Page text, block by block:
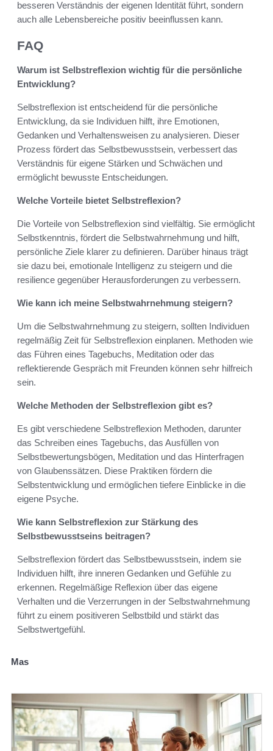
besseren Verständnis der eigenen Identität führt, sondern
auch alle Lebensbereiche positiv beeinflussen kann.
FAQ
Warum ist Selbstreflexion wichtig für die persönliche
Entwicklung?
Selbstreflexion ist entscheidend für die persönliche
Entwicklung, da sie Individuen hilft, ihre Emotionen,
Gedanken und Verhaltensweisen zu analysieren. Dieser
Prozess fördert das Selbstbewusstsein, verbessert das
Verständnis für eigene Stärken und Schwächen und
ermöglicht bewusste Entscheidungen.
Welche Vorteile bietet Selbstreflexion?
Die Vorteile von Selbstreflexion sind vielfältig. Sie ermöglicht
Selbstkenntnis, fördert die Selbstwahrnehmung und hilft,
persönliche Ziele klarer zu definieren. Darüber hinaus trägt
sie dazu bei, emotionale Intelligenz zu steigern und die
resilience gegenüber Herausforderungen zu verbessern.
Wie kann ich meine Selbstwahrnehmung steigern?
Um die Selbstwahrnehmung zu steigern, sollten Individuen
regelmäßig Zeit für Selbstreflexion einplanen. Methoden wie
das Führen eines Tagebuchs, Meditation oder das
reflektierende Gespräch mit Freunden können sehr hilfreich
sein.
Welche Methoden der Selbstreflexion gibt es?
Es gibt verschiedene Selbstreflexion Methoden, darunter
das Schreiben eines Tagebuchs, das Ausfüllen von
Selbstbewertungsbögen, Meditation und das Hinterfragen
von Glaubenssätzen. Diese Praktiken fördern die
Selbstentwicklung und ermöglichen tiefere Einblicke in die
eigene Psyche.
Wie kann Selbstreflexion zur Stärkung des
Selbstbewusstseins beitragen?
Selbstreflexion fördert das Selbstbewusstsein, indem sie
Individuen hilft, ihre inneren Gedanken und Gefühle zu
erkennen. Regelmäßige Reflexion über das eigene
Verhalten und die Verzerrungen in der Selbstwahrnehmung
führt zu einem positiveren Selbstbild und stärkt das
Selbstwertgefühl.
Mas